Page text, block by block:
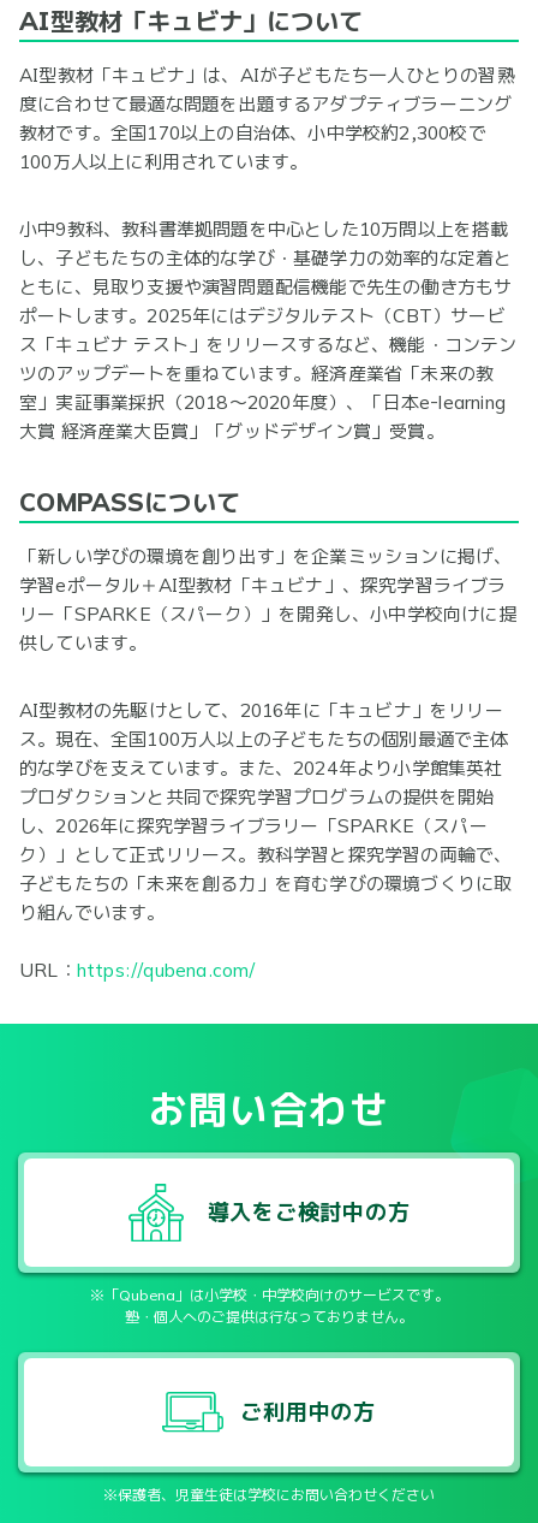
AI型教材「キュビナ」について
AI型教材「キュビナ」は、AIが子どもたち一人ひとりの習熟
度に合わせて最適な問題を出題するアダプティブラーニング
教材です。全国170以上の自治体、小中学校約2,300校で
100万人以上に利用されています。
小中9教科、教科書準拠問題を中心とした10万問以上を搭載
し、子どもたちの主体的な学び・基礎学力の効率的な定着と
ともに、見取り支援や演習問題配信機能で先生の働き方もサ
ポートします。2025年にはデジタルテスト（CBT）サービ
ス「キュビナ テスト」をリリースするなど、機能・コンテン
ツのアップデートを重ねています。経済産業省「未来の教
室」実証事業採択（2018〜2020年度）、「日本e-learning
大賞 経済産業大臣賞」「グッドデザイン賞」受賞。
COMPASSについて
「新しい学びの環境を創り出す」を企業ミッションに掲げ、
学習eポータル＋AI型教材「キュビナ」、探究学習ライブラ
リー「SPARKE（スパーク）」を開発し、小中学校向けに提
供しています。
AI型教材の先駆けとして、2016年に「キュビナ」をリリー
ス。現在、全国100万人以上の子どもたちの個別最適で主体
的な学びを支えています。また、2024年より小学館集英社
プロダクションと共同で探究学習プログラムの提供を開始
し、2026年に探究学習ライブラリー「SPARKE（スパー
ク）」として正式リリース。教科学習と探究学習の両輪で、
子どもたちの「未来を創る力」を育む学びの環境づくりに取
り組んでいます。
URL： https://qubena.com/
お問い合わせ
導入をご検討中の方
※「Qubena」は小学校・中学校向けのサービスです。
塾・個人へのご提供は行なっておりません。
ご利用中の方
※保護者、児童生徒は学校にお問い合わせください